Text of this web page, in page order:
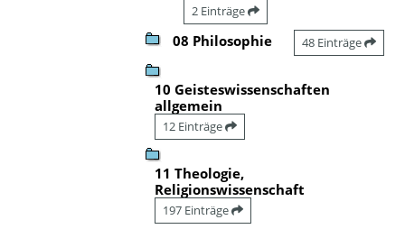
2 Einträge
08 Philosophie 48 Einträge
10 Geisteswissenschaften
allgemein
12 Einträge
11 Theologie,
Religionswissenschaft
197 Einträge